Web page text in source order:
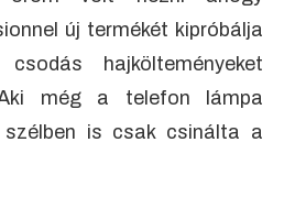
új termékét kipróbálja
hajkölteményeket
még a telefon lámpa
szélben is csak csinálta a